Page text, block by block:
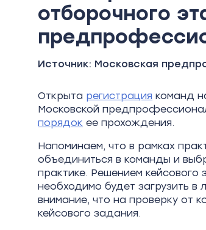
отборочного
Источник: Московская
Открыта регистрация команд
Московской
порядок ее прохождения.
Напоминаем, что в рамках
объединиться в команды и
практике. Решением кейсового
необходимо будет загрузить
внимание, что на проверку от
кейсового задания.